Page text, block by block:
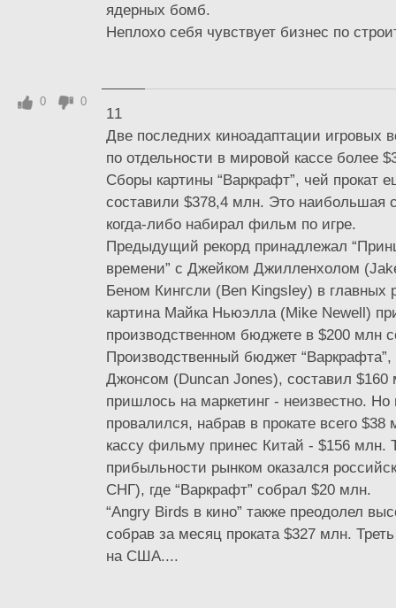
ядерных бомб.
Неплохо себя чувствует бизнес по
11
Две последних киноадаптации игровых
по отдельности в мировой кассе более
Сборы картины “Варкрафт”, чей прокат
составили $378,4 млн. Это наибольшая
когда-либо набирал фильм по игре.
Предыдущий рекорд принадлежал
времени” с Джейком Джилленхолом
Беном Кингсли (Ben Kingsley) в главных
картина Майка Ньюэлла (Mike Newell)
производственном бюджете в $200 млн
Производственный бюджет “Варкрафта”,
Джонсом (Duncan Jones), составил $160
пришлось на маркетинг - неизвестно.
провалился, набрав в прокате всего
кассу фильму принес Китай - $156 млн.
прибыльности рынком оказался
СНГ), где “Варкрафт” собрал $20 млн.
“Angry Birds в кино” также преодолел
собрав за месяц проката $327 млн.
на США....
0 0